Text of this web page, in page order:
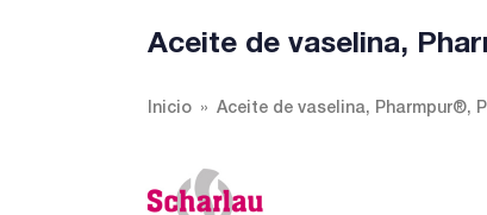
Aceite de vaselina,
Inicio Aceite de vaselina, Pharmpur®,